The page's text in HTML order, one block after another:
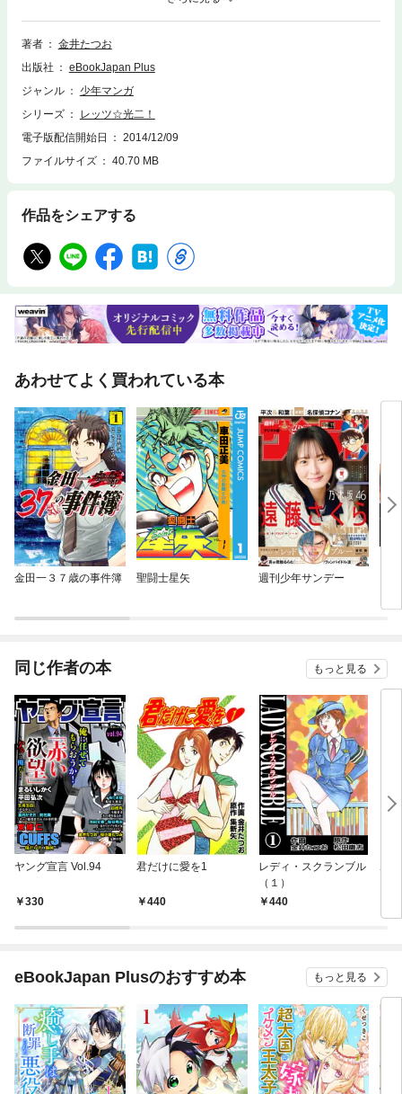
光二は、カッコ悪いという理由から、ずっと続けてきた柔道をやめようと
するが、気になる女生徒・星野かおり（ほしの・かおり）に柔道部へ誘わ
れて……!?
著者
金井たつお
出版社
eBookJapan Plus
ジャンル
少年マンガ
シリーズ
レッツ☆光二！
電子版配信開始日
2014/12/09
ファイルサイズ
40.70 MB
作品をシェアする
あわせてよく買われている本
金田一３７歳の事件簿 聖闘士星矢 週刊少年サンデー
同じ作者の本 もっと見る
ヤング宣言 Vol.94
330
君だけに愛を1
440
レディ・スクランブル
（１）
440
eBookJapan Plusのおすすめ本 もっと見る